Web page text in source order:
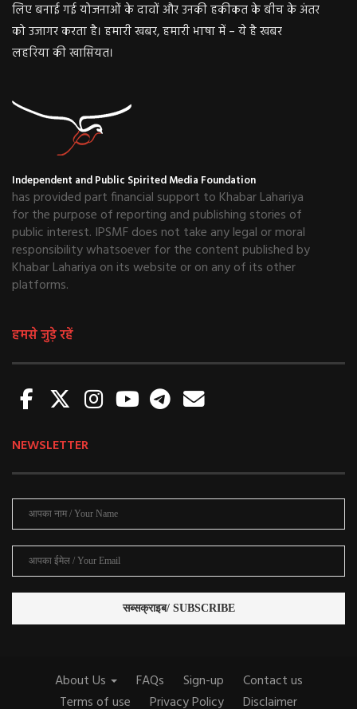
लिए बनाई गई योजनाओं के दावों और उनकी हकीकत के बीच के अंतर
को उजागर करता है। हमारी खबर, हमारी भाषा में – ये है खबर
लहरिया की खासियत।
Independent and Public Spirited Media Foundation
has provided part financial support to Khabar Lahariya
for the purpose of reporting and publishing stories of
public interest. IPSMF does not take any legal or moral
responsibility whatsoever for the content published by
Khabar Lahariya on its website or on any of its other
platforms.
हमसे जुड़े रहें
NEWSLETTER
About Us FAQs Sign-up
Contact us
Terms of use
Privacy Policy Disclaimer